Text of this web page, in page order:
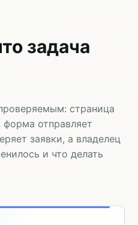
задача
страница
форма отправляет
заявки, а владелец
и что делать